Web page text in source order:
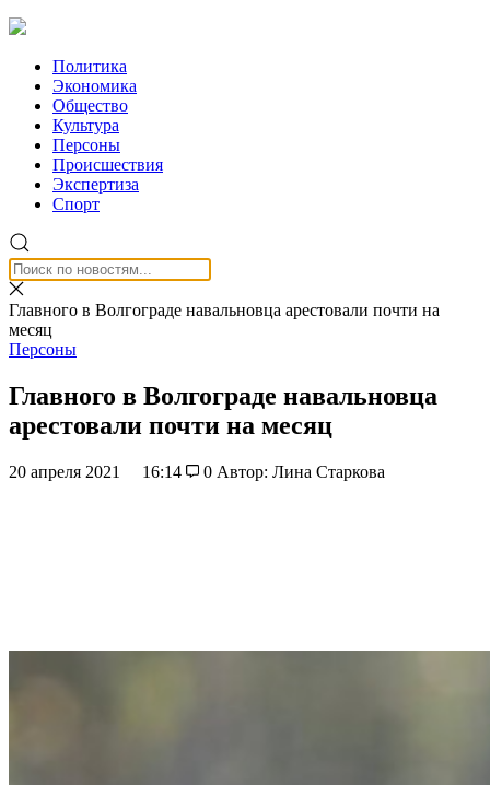
Политика
Экономика
Общество
Культура
Персоны
Происшествия
Экспертиза
Спорт
Главного в Волгограде навальновца арестовали почти на
месяц
Персоны
Главного в Волгограде навальновца
арестовали почти на месяц
20 апреля 2021 16:14 0 Автор: Лина Старкова